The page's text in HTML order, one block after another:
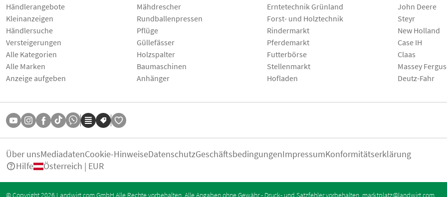
Händlerangebote
Kleinanzeigen
Händlersuche
Versteigerungen
Alle Kategorien
Alle Marken
Anzeige aufgeben
Mähdrescher
Rundballenpressen
Pflüge
Güllefässer
Holzspalter
Baumaschinen
Anhänger
Erntetechnik Grünland
Forst- und Holztechnik
Rindermarkt
Pferdemarkt
Futterbörse
Stellenmarkt
Hofladen
John Deere
Steyr
New Holland
Case IH
Claas
Massey
Deutz-Fahr
Über unsMediadatenCookie-HinweiseDatenschutzGeschäftsbedingungenImpressumKonformitätserklärung
Hilfe
Österreich | EUR
© Copyright 2026 Landwirt.com GmbH Alle Rechte vorbehalten. Alle Angaben ohne Gewähr - Druck- und Satzfehler vorbehalten. marktplatz@landwirt.com